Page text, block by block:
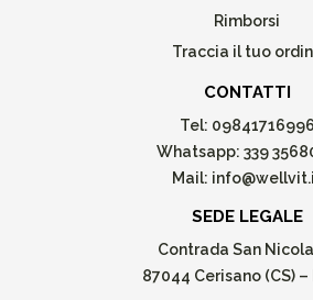
Rimborsi
Traccia il tuo
CONTATTI
Tel: 09841716996
Whatsapp: 339
Mail:
SEDE LEGALE
Contrada San
87044 Cerisano (CS)